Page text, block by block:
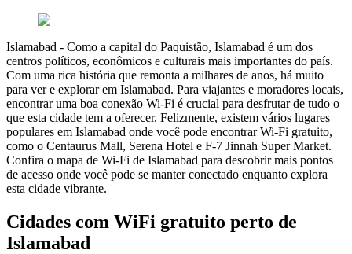
Islamabad - Como a capital do Paquistão, Islamabad é um dos
centros políticos, econômicos e culturais mais importantes do país.
Com uma rica história que remonta a milhares de anos, há muito
para ver e explorar em Islamabad. Para viajantes e moradores locais,
encontrar uma boa conexão Wi-Fi é crucial para desfrutar de tudo o
que esta cidade tem a oferecer. Felizmente, existem vários lugares
populares em Islamabad onde você pode encontrar Wi-Fi gratuito,
como o Centaurus Mall, Serena Hotel e F-7 Jinnah Super Market.
Confira o mapa de Wi-Fi de Islamabad para descobrir mais pontos
de acesso onde você pode se manter conectado enquanto explora
esta cidade vibrante.
Cidades com WiFi gratuito perto de
Islamabad